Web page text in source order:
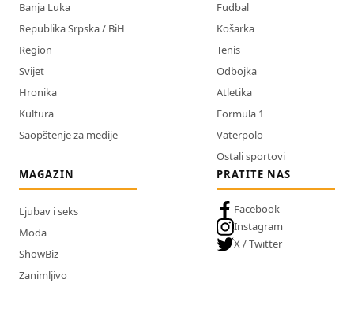
Banja Luka
Republika Srpska / BiH
Region
Svijet
Hronika
Kultura
Saopštenje za medije
Fudbal
Košarka
Tenis
Odbojka
Atletika
Formula 1
Vaterpolo
Ostali sportovi
MAGAZIN
Ljubav i seks
Moda
ShowBiz
Zanimljivo
PRATITE NAS
Facebook
Instagram
X / Twitter